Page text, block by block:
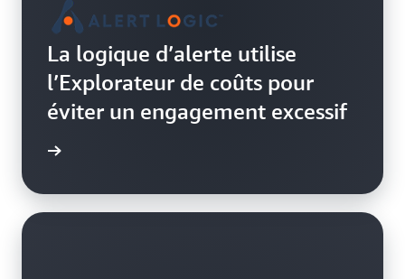
La logique d’alerte utilise
l’Explorateur de coûts pour
éviter un engagement excessif